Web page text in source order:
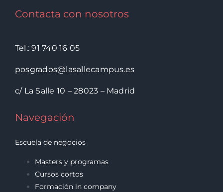
Contacta con nosotros
Tel.: 91 740 16 05
posgrados@lasallecampus.es
c/ La Salle 10 – 28023 – Madrid
Navegación
Escuela de negocios
Masters y programas
Cursos cortos
Formación in company